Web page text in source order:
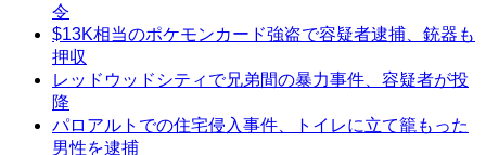
令
$13K相当のポケモンカード強盗で容疑者逮捕、銃器も
押収
レッドウッドシティで兄弟間の暴力事件、容疑者が投
降
パロアルトでの住宅侵入事件、トイレに立て籠もった
男性を逮捕